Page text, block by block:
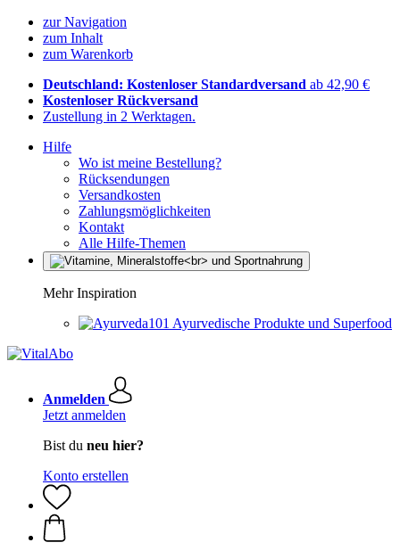
zur Navigation
zum Inhalt
zum Warenkorb
Deutschland: Kostenloser Standardversand ab 42,90 €
Kostenloser Rückversand
Zustellung in 2 Werktagen.
Hilfe
Wo ist meine Bestellung?
Rücksendungen
Versandkosten
Zahlungsmöglichkeiten
Kontakt
Alle Hilfe-Themen
Mehr Inspiration
Ayurvedische Produkte und Superfood
Anmelden
Jetzt anmelden
Bist du neu hier?
Konto erstellen